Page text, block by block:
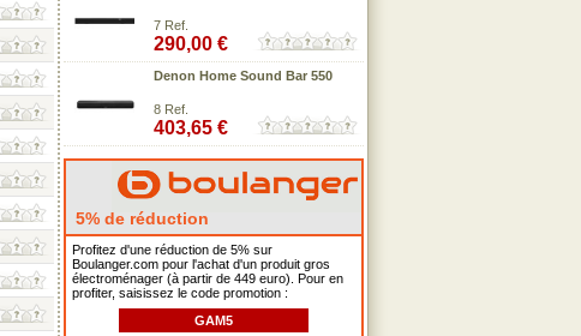
7 Ref.
290,00 €
Denon Home Sound Bar 550
8 Ref.
403,65 €
5% de réduction
Profitez d'une réduction de 5% sur
Boulanger.com pour l'achat d'un produit gros
électroménager (à partir de 449 euro). Pour en
profiter, saisissez le code promotion :
GAM5